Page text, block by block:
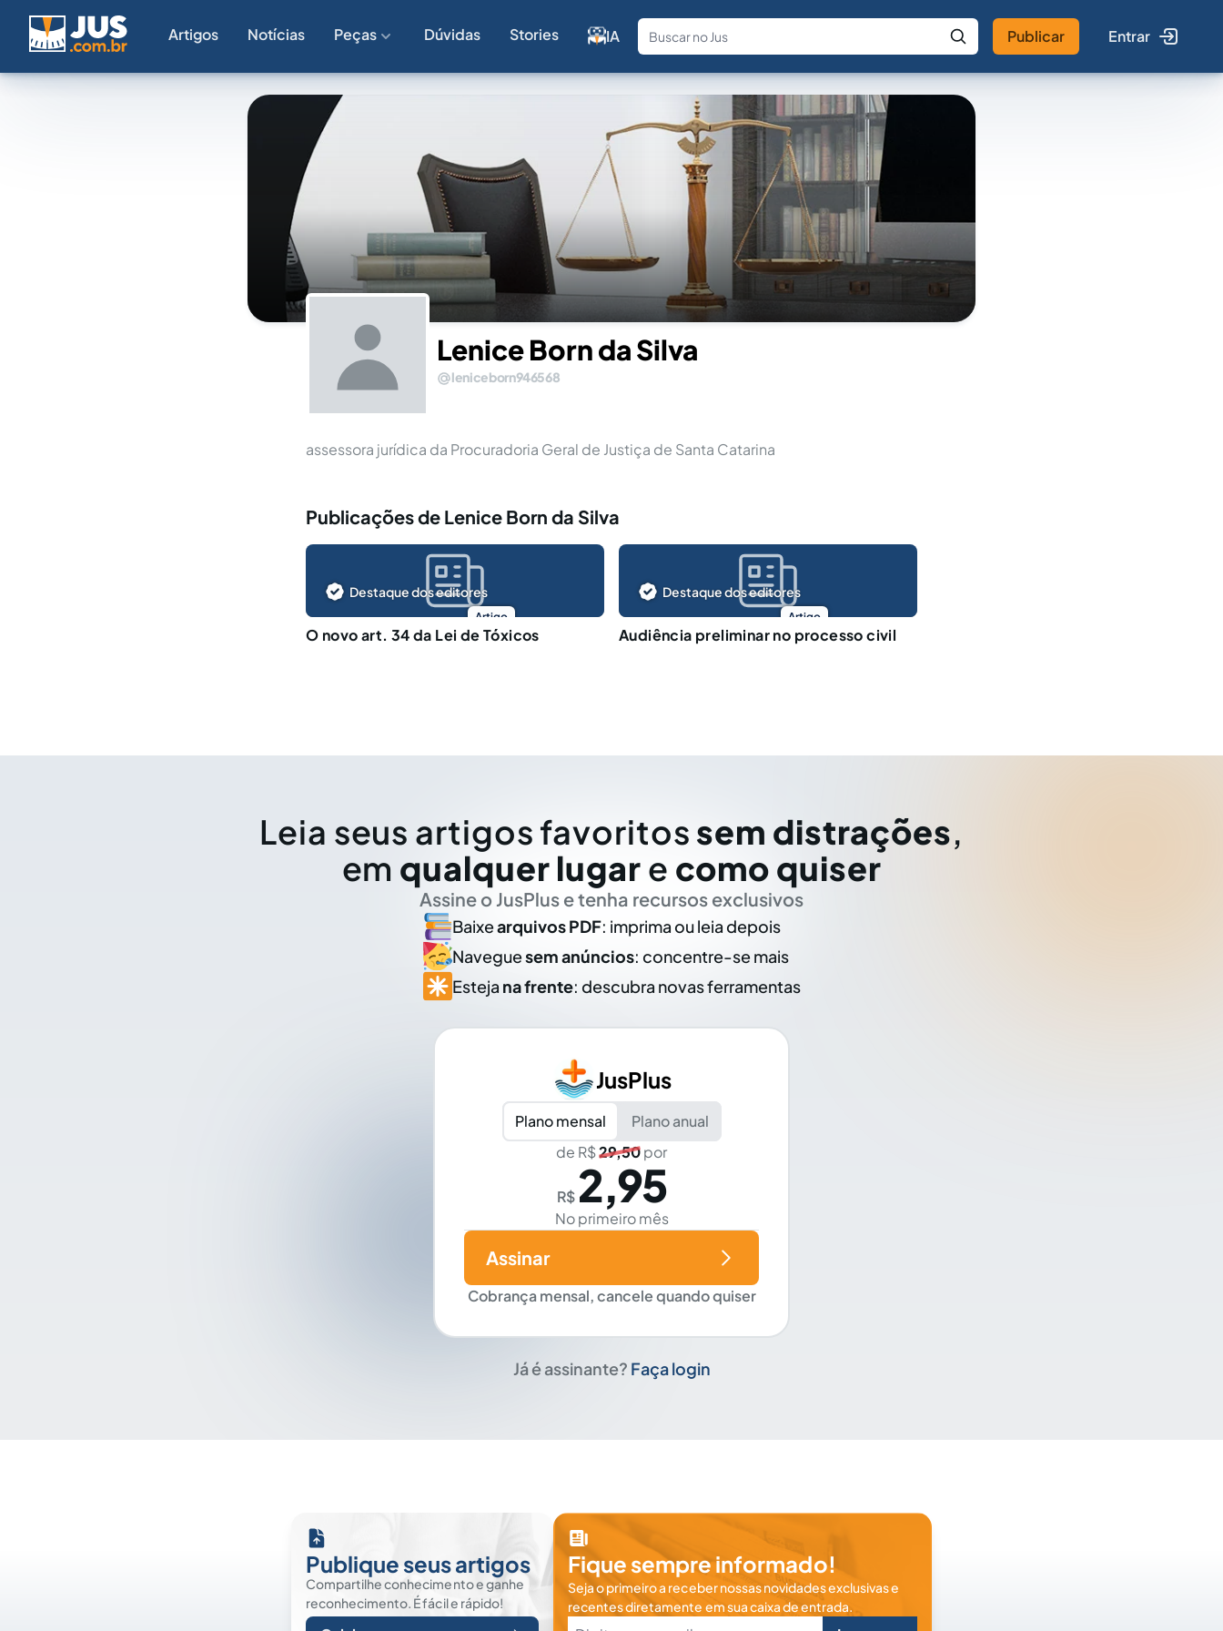
Artigos Notícias Peças Dúvidas Stories IA
Fale com a IA Buscar no Jus
Publicar Entrar
Lenice Born da Silva
leniceborn946568
assessora jurídica da Procuradoria Geral de Justiça de Santa Catarina
Publicações de Lenice Born da Silva
Artigo
Destaque dos editores
O novo art. 34 da Lei de Tóxicos
Artigo
Destaque dos editores
Audiência preliminar no processo civil
Leia seus artigos favoritos sem distrações,
em qualquer lugar e como quiser
Assine o JusPlus e tenha recursos exclusivos
Baixearquivos PDF: imprima ou leia depois
Naveguesem anúncios: concentre-se mais
Esteja na frente: descubra novas ferramentas
JusPlus
Plano mensal
Plano anual
de R$29,50por
R$ 2,95
No primeiro mês
Cobrança mensal, cancele quando quiser
Assinar
Já é assinante? Faça login
Publique seus artigos
Compartilhe conhecimento e ganhe
reconhecimento. É fácil e rápido!
Fique sempre informado!
Seja o primeiro a receber nossas novidades exclusivas e
recentes diretamente em sua caixa de entrada.